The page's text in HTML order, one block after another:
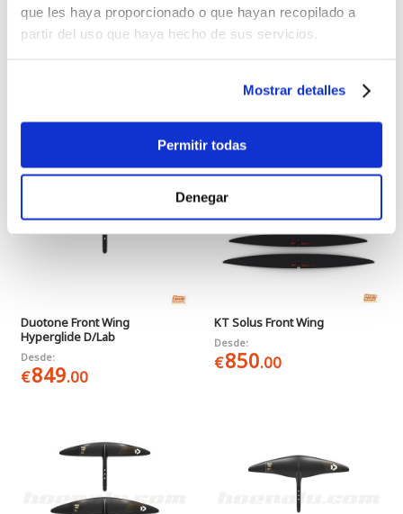
que les haya proporcionado o que hayan recopilado a
partir del uso que haya hecho de sus servicios.
Mostrar detalles
Permitir todas
Denegar
949.00
Duotone Front Wing
Hyperglide D/Lab
Desde:
€849.00
KT Solus Front Wing
Desde:
€850.00